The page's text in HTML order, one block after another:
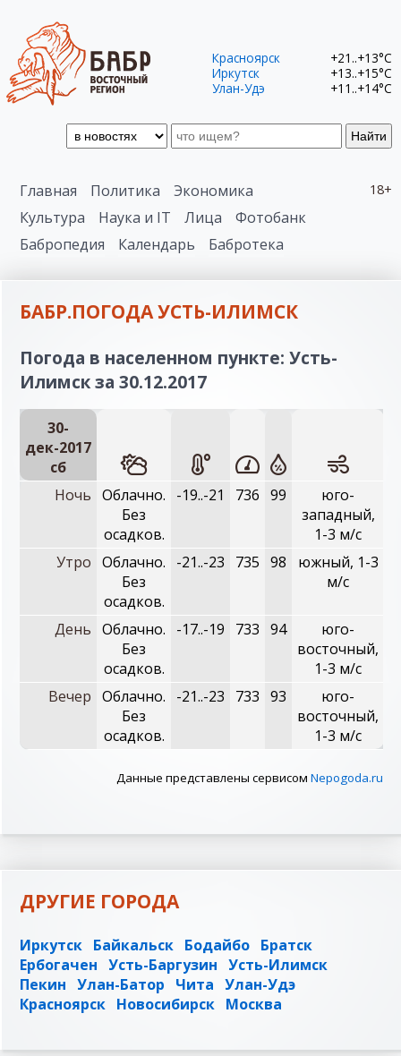
Найти
Красноярск
+21..+13°C
Иркутск
+13..+15°C
Улан-Удэ
+11..+14°C
18+
Главная Политика
Экономика
Культура
Наука и IT Лица
Фотобанк
Бабропедия
Календарь Бабротека
БАБР.ПОГОДА УСТЬ-ИЛИМСК
Погода в населенном пункте: Усть-
Илимск за 30.12.2017
30-
дек-2017
сб
Ночь Облачно.
Без
осадков.
-19..-21 736 99
юго-
западный,
1-3 м/с
Утро Облачно.
Без
осадков.
-21..-23 735 98
южный, 1-3
м/с
День Облачно.
Без
осадков.
-17..-19 733 94
юго-
восточный,
1-3 м/с
Вечер Облачно.
Без
осадков.
-21..-23 733 93
юго-
восточный,
1-3 м/с
Данные представлены сервисом Nepogoda.ru
ДРУГИЕ ГОРОДА
Иркутск Байкальск Бодайбо Братск
Ербогачен Усть-Баргузин Усть-Илимск
Пекин Улан-Батор Чита Улан-Удэ
Красноярск Новосибирск Москва